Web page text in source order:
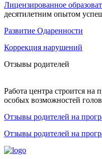
Лицензированное
десятилетним опытом
Развитие Одаренности
Коррекция нарушений
Отзывы родителей
Работа центра строится на
особых возможностей
Отзывы родителей на
Отзывы родителей на